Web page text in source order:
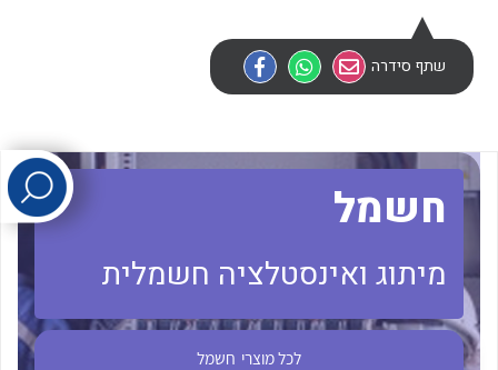
לכל מוצרי היצרן
לכל מוצרי היצרן לכל מוצרי היצרן
שתף סידרה
חשמל
מיתוג ואינסטלציה חשמלית
לכל מוצרי חשמל